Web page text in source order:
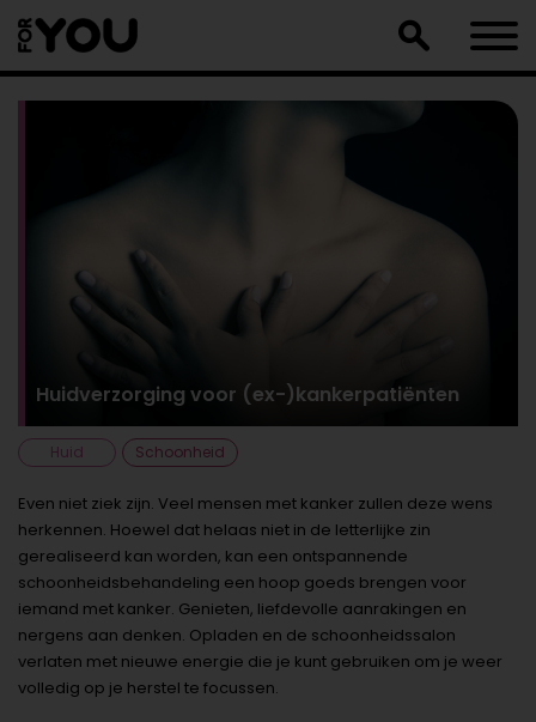
naar
artikel
Huidverzorging voor (ex-)kankerpatiënten
Huid Schoonheid
Even niet ziek zijn. Veel mensen met kanker zullen deze wens
herkennen. Hoewel dat helaas niet in de letterlijke zin
gerealiseerd kan worden, kan een ontspannende
schoonheidsbehandeling een hoop goeds brengen voor
iemand met kanker. Genieten, liefdevolle aanrakingen en
nergens aan denken. Opladen en de schoonheidssalon
verlaten met nieuwe energie die je kunt gebruiken om je weer
volledig op je herstel te focussen.